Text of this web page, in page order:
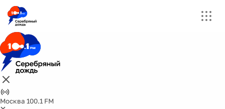
Москва 100.1 FM